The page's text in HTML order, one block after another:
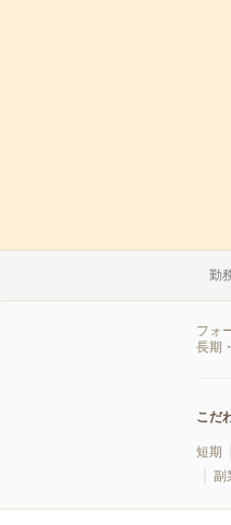
勤
フォ
長期
こだ
短期
副